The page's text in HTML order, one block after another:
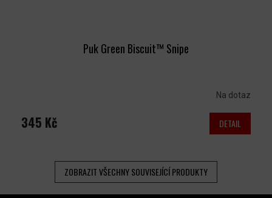
Puk Green Biscuit™ Snipe
Na dotaz
345 Kč DETAIL
ZOBRAZIT VŠECHNY SOUVISEJÍCÍ PRODUKTY